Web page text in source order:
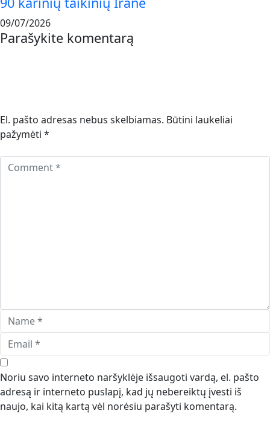
09/07/2026
Parašykite komentarą
El. pašto adresas nebus skelbiamas. Būtini laukeliai
pažymėti *
Noriu savo interneto naršyklėje išsaugoti vardą, el. pašto
adresą ir interneto puslapį, kad jų nebereiktų įvesti iš
naujo, kai kitą kartą vėl norėsiu parašyti komentarą.